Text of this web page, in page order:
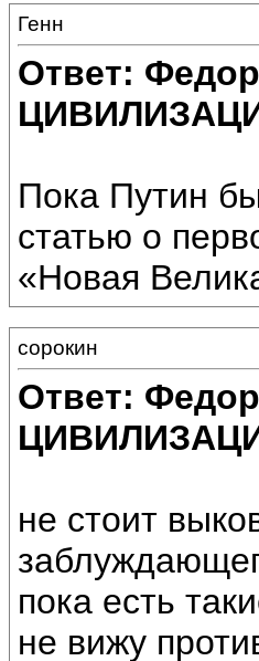
Генн
Ответ:
Пока Путин
статью о
«Новая
сорокин
Ответ:
не стоит
пока есть
не вижу